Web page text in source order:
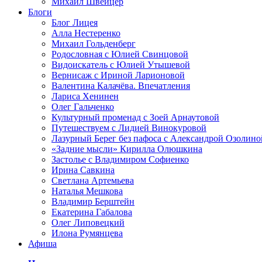
Блоги
Блог Лицея
Алла Нестеренко
Михаил Гольденберг
Родословная с Юлией Свинцовой
Видоискатель с Юлией Утышевой
Вернисаж с Ириной Ларионовой
Валентина Калачёва. Впечатления
Лариса Хенинен
Олег Гальченко
Культурный променад с Зоей Арнаутовой
Путешествуем с Лидией Винокуровой
Лазурный Берег без пафоса с Александрой
«Задние мысли» Кирилла Олюшкина
Застолье с Владимиром Софиенко
Ирина Савкина
Светлана Артемьева
Наталья Мешкова
Владимир Берштейн
Екатерина Габалова
Олег Липовецкий
Илона Румянцева
Афиша